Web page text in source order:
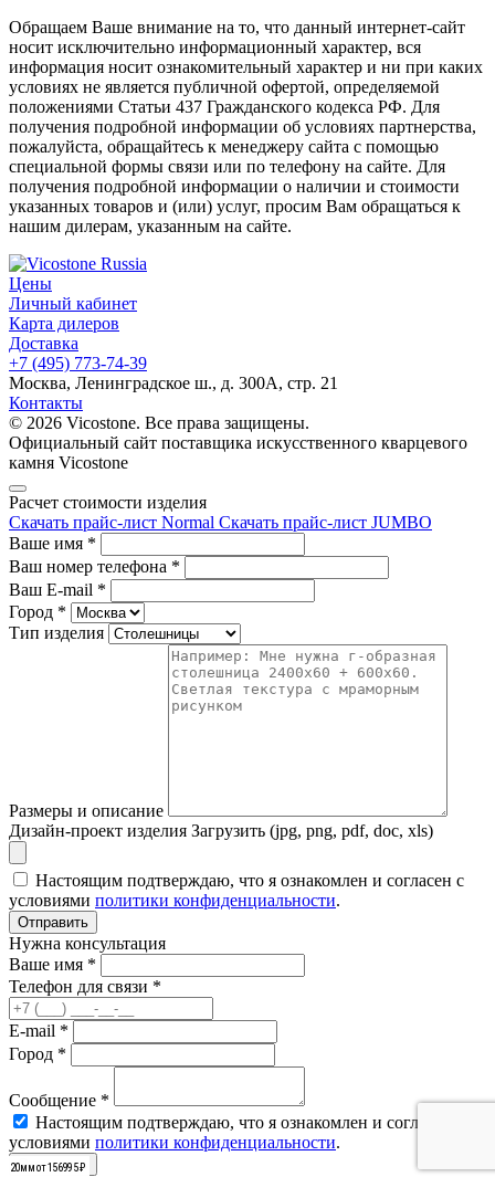
20мм от 156995 ₽
20мм от 156995 ₽
20мм от 156995 ₽
Обращаем Ваше внимание на то, что данный интернет-сайт
носит исключительно информационный характер, вся
информация носит ознакомительный характер и ни при каких
условиях не является публичной офертой, определяемой
положениями Статьи 437 Гражданского кодекса РФ. Для
получения подробной информации об условиях партнерства,
пожалуйста, обращайтесь к менеджеру сайта с помощью
специальной формы связи или по телефону на сайте. Для
получения подробной информации о наличии и стоимости
указанных товаров и (или) услуг, просим Вам обращаться к
нашим дилерам, указанным на сайте.
Цены
Личный кабинет
Карта дилеров
Доставка
+7 (495) 773-74-39
Москва, Ленинградское ш., д. 300А, стр. 21
Контакты
© 2026 Vicostone. Все права защищены.
Официальный сайт поставщика искусственного кварцевого
камня Vicostone
Расчет стоимости изделия
Скачать прайс-лист Normal Скачать прайс-лист JUMBO
Ваше имя *
Ваш номер телефона *
Ваш E-mail *
Город *
Тип изделия
Размеры и описание
Дизайн-проект изделия Загрузить (jpg, png, pdf, doc, xls)
Настоящим подтверждаю, что я ознакомлен и согласен с
условиями политики конфиденциальности.
Отправить
Нужна консультация
Ваше имя *
Телефон для связи *
E-mail *
Город *
Сообщение *
Настоящим подтверждаю, что я ознакомлен и согласен с
условиями политики конфиденциальности.
Отправить